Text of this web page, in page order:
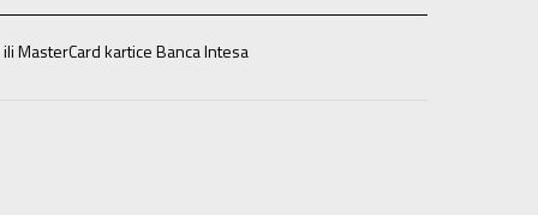
MasterCard kartice Banca Intesa